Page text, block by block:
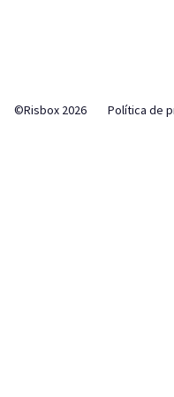
©Risbox 2026 Política de